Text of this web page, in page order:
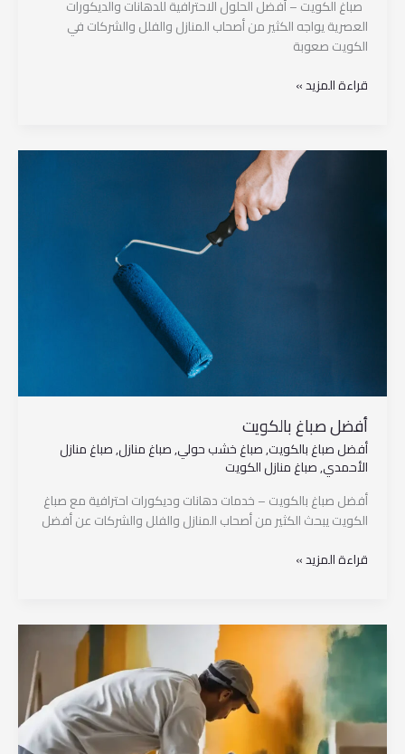
صباغ الكويت – أفضل الحلول الاحترافية للدهانات والديكورات
العصرية يواجه الكثير من أصحاب المنازل والفلل والشركات في
الكويت صعوبة
قراءة المزيد »
أفضل صباغ بالكويت
أفضل صباغ بالكويت,صباغ خشب حولي,صباغ منازل,صباغ منازل
الأحمدي,صباغ منازل الكويت
أفضل صباغ بالكويت – خدمات دهانات وديكورات احترافية مع صباغ
الكويت يبحث الكثير من أصحاب المنازل والفلل والشركات عن أفضل
قراءة المزيد »
صباغ